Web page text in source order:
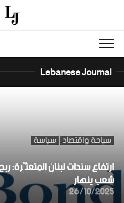
Lebanese Journal
سياحة واقتصاد سياسة
ارتفاع سندات لبنان المتعثّرة:
شعب ينهار
26/10/2025